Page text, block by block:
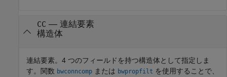
CC — 連結要素
構造体
連結要素。4 つのフィールドを持つ構造体として指定しま
す。関数 bwconncomp または bwpropfilt を使用することで、